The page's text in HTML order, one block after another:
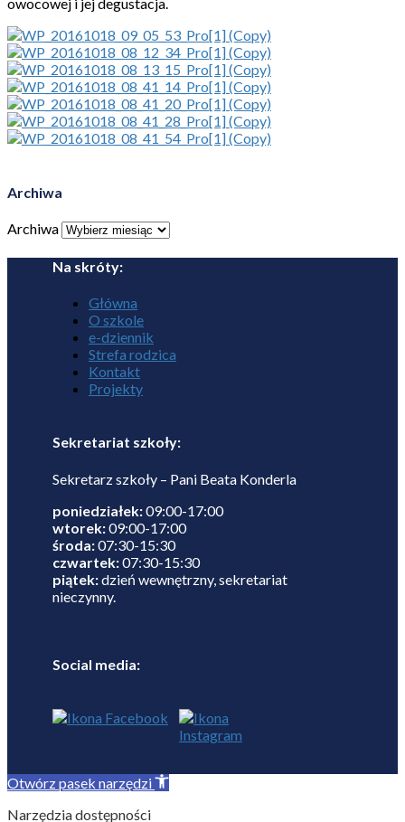
Archiwa
Archiwa
Na skróty:
Główna
O szkole
e-dziennik
Strefa rodzica
Kontakt
Projekty
Sekretariat szkoły:
Sekretarz szkoły – Pani Beata Konderla
poniedziałek:09:00-17:00
wtorek:09:00-17:00
środa:07:30-15:30
czwartek:07:30-15:30
piątek:dzień wewnętrzny, sekretariat
nieczynny.
Social media:
Otwórz pasek narzędzi
Narzędzia dostępności